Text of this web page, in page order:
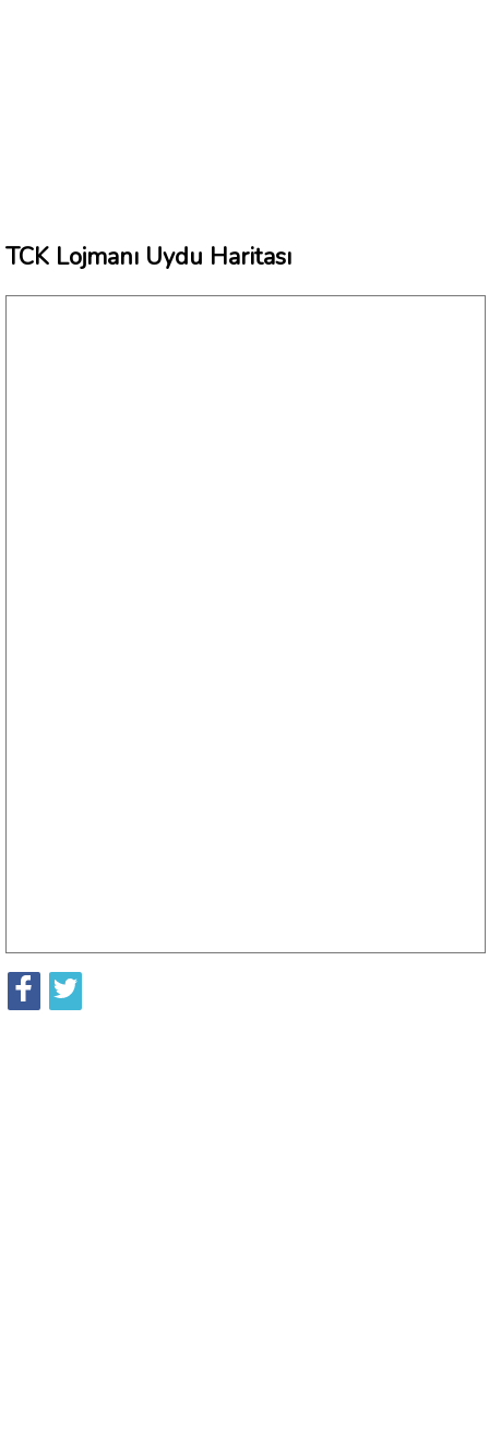
TCK Lojmanı Uydu Haritası